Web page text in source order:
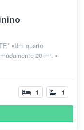
▪️Um quarto
20 m². ▪️
1 1